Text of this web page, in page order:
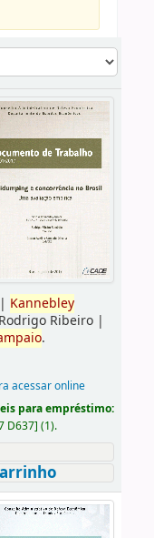
Kannebley
Ribeiro|
.
acessar online
para empréstimo:
D637] (1).